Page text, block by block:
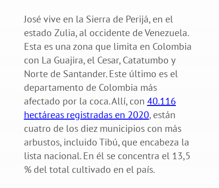
José vive en la Sierra de Perijá, en el
estado Zulia, al occidente de Venezuela.
Esta es una zona que limita en Colombia
con La Guajira, el Cesar, Catatumbo y
Norte de Santander. Este último es el
departamento de Colombia más
afectado por la coca. Allí, con 40.116
hectáreas registradas en 2020, están
cuatro de los diez municipios con más
arbustos, incluido Tibú, que encabeza la
lista nacional. En él se concentra el 13,5
% del total cultivado en el país.